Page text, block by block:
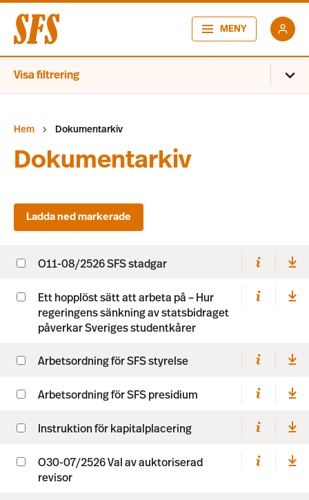
MENY
Visa filtrering
Hem Dokumentarkiv
Dokumentarkiv
O11-08/2526 SFS stadgar
Ett hopplöst sätt att arbeta på – Hur
regeringens sänkning av statsbidraget
påverkar Sveriges studentkårer
Arbetsordning för SFS styrelse
Arbetsordning för SFS presidium
Instruktion för kapitalplacering
O30-07/2526 Val av auktoriserad
revisor